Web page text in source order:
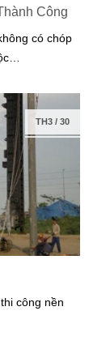
Công
có chóp
TH3/ 30
công nền